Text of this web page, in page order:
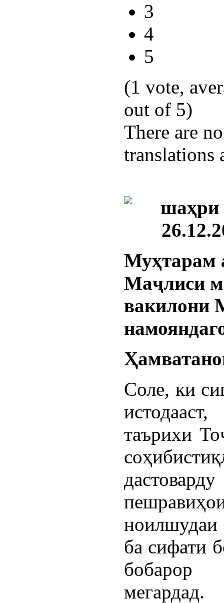
3
4
5
(1 vote,
out of 5)
There are no
translations
шаҳри
Муҳтарам
Маҷлиси
вакилони
Соле, ки
таърихи
дастоварду
ба сифати
мегардад.